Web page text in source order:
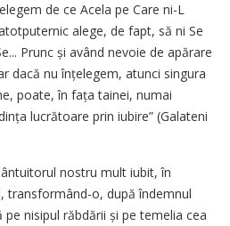
de ce Acela pe Care ni-L
alege, de fapt, să ni Se
Prunc și având nevoie de apărare
dacă nu înțelegem, atunci singura
poate, în fața tainei, numai
lucrătoare prin iubire” (Galateni
nostru mult iubit, în
transformând-o, după îndemnul
nisipul răbdării și pe temelia cea